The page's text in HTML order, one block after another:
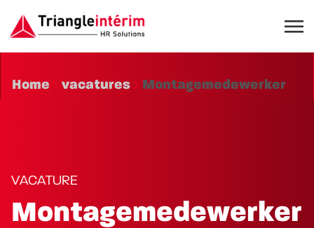
Home vacatures Montagemedewerker
VACATURE
Montagemedewerker